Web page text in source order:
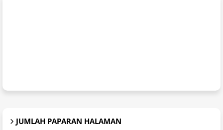
JUMLAH PAPARAN HALAMAN